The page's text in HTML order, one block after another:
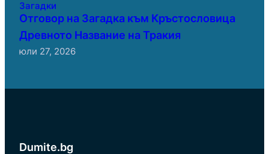
Загадки
Отговор на Загадка към Кръстословица
Древното Название на Тракия
юли 27, 2026
Dumite.bg